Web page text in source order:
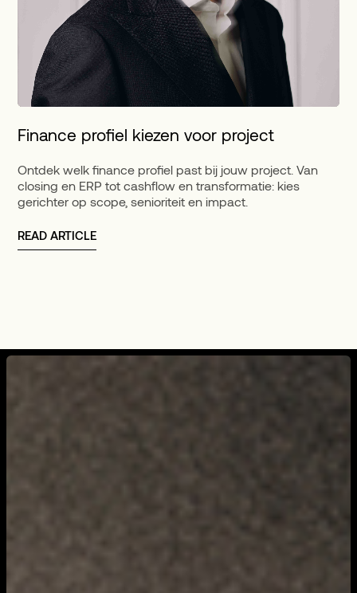
Finance profiel kiezen voor project
Ontdek welk finance profiel past bij jouw project. Van
closing en ERP tot cashflow en transformatie: kies
gerichter op scope, senioriteit en impact.
READ ARTICLE